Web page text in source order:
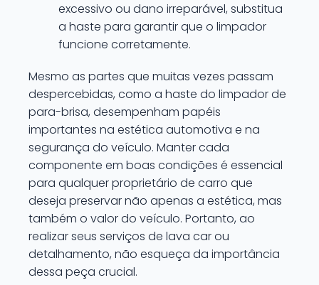
excessivo ou dano irreparável, substitua
a haste para garantir que o limpador
funcione corretamente.
Mesmo as partes que muitas vezes passam
despercebidas, como a haste do limpador de
para-brisa, desempenham papéis
importantes na estética automotiva e na
segurança do veículo. Manter cada
componente em boas condições é essencial
para qualquer proprietário de carro que
deseja preservar não apenas a estética, mas
também o valor do veículo. Portanto, ao
realizar seus serviços de lava car ou
detalhamento, não esqueça da importância
dessa peça crucial.